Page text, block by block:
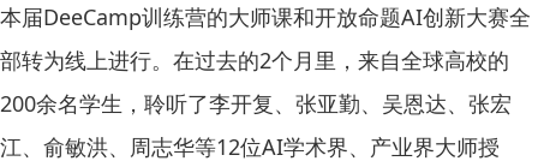
本届DeeCamp训练营的大师课和开放命题AI创新大赛全
部转为线上进行。在过去的2个月里，来自全球高校的
200余名学生，聆听了李开复、张亚勤、吴恩达、张宏
江、俞敏洪、周志华等12位AI学术界、产业界大师授